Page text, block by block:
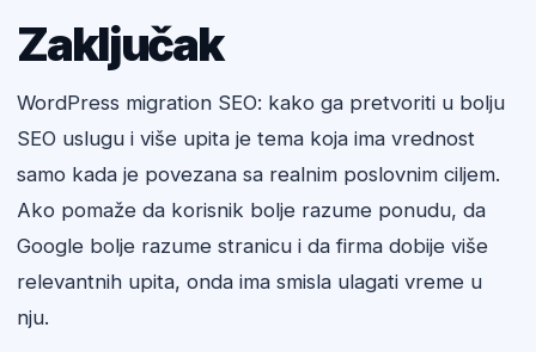
Zaključak
WordPress migration SEO: kako ga pretvoriti u bolju
SEO uslugu i više upita je tema koja ima vrednost
samo kada je povezana sa realnim poslovnim ciljem.
Ako pomaže da korisnik bolje razume ponudu, da
Google bolje razume stranicu i da firma dobije više
relevantnih upita, onda ima smisla ulagati vreme u
nju.